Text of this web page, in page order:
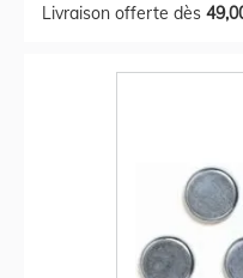
Livraison offerte dès